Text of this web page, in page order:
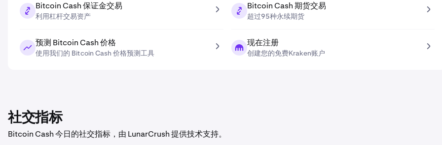
Bitcoin Cash 保证金交易
利用杠杆交易资产
Bitcoin Cash 期货交易
超过95种永续期货
预测 Bitcoin Cash 价格
使用我们的 Bitcoin Cash 价格预测工具
现在注册
创建您的免费Kraken账户
社交指标
Bitcoin Cash 今日的社交指标，由 LunarCrush 提供技术支持。